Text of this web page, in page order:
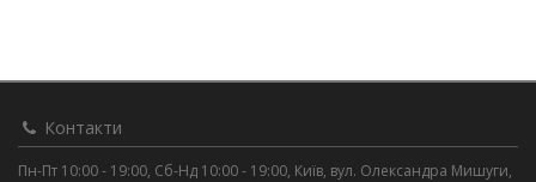
Контакти
Пн-Пт 10:00 - 19:00, Сб-Нд 10:00 - 19:00, Київ, вул. Олександра Мишуги,